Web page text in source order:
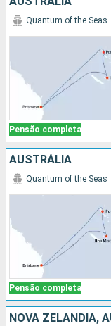
Pensão completa
Quantum of the Seas
AUSTRÁLIA
Pensão completa
Quantum of the Seas
NOVA ZELÂNDIA,